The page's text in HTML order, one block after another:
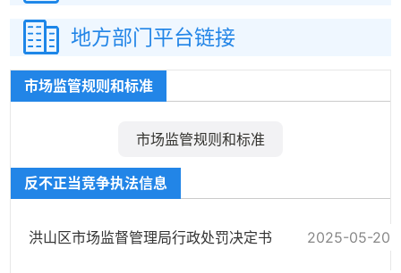
地方部门平台链接
市场监管规则和标准
市场监管规则和标准
反不正当竞争执法信息
洪山区市场监督管理局行政处罚决定书 2025-05-20